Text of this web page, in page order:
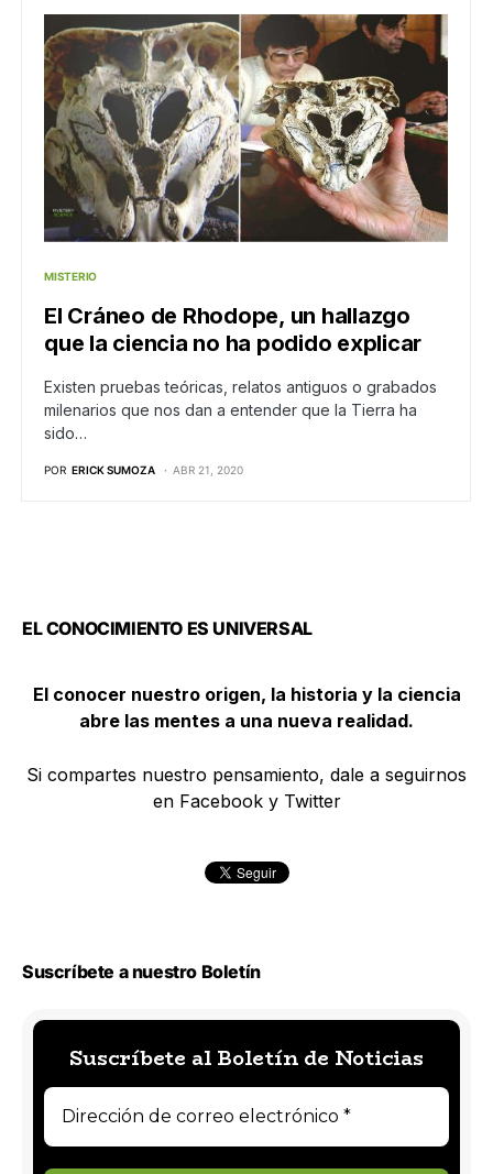
MISTERIO
El Cráneo de Rhodope, un hallazgo
que la ciencia no ha podido explicar
Existen pruebas teóricas, relatos antiguos o grabados
milenarios que nos dan a entender que la Tierra ha
sido…
POR ERICK SUMOZA ABR 21, 2020
EL CONOCIMIENTO ES UNIVERSAL
El conocer nuestro origen, la historia y la ciencia
abre las mentes a una nueva realidad.
Si compartes nuestro pensamiento, dale a seguirnos
en Facebook y Twitter
Suscríbete a nuestro Boletín
Suscríbete al Boletín de Noticias